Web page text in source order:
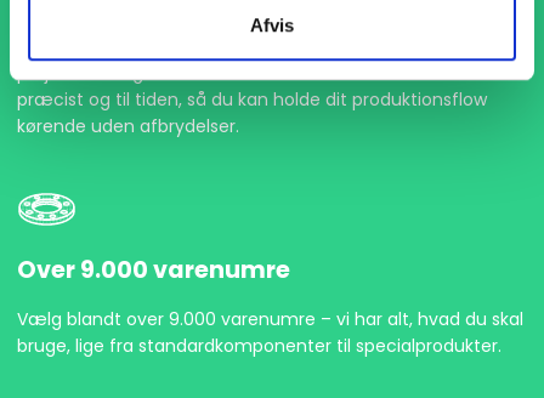
Afvis
projekter aldrig bliver forsinket. Vi står klar til at levere
præcist og til tiden, så du kan holde dit produktionsflow
kørende uden afbrydelser.
Over 9.000 varenumre
Vælg blandt over 9.000 varenumre – vi har alt, hvad du skal
bruge, lige fra standardkomponenter til specialprodukter.